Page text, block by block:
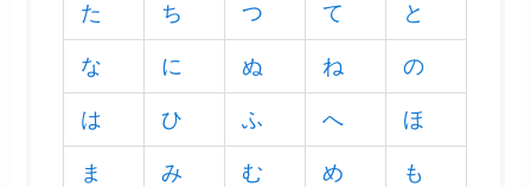
た ち つ て と
な に ぬ ね の
は ひ ふ へ ほ
ま み む め も